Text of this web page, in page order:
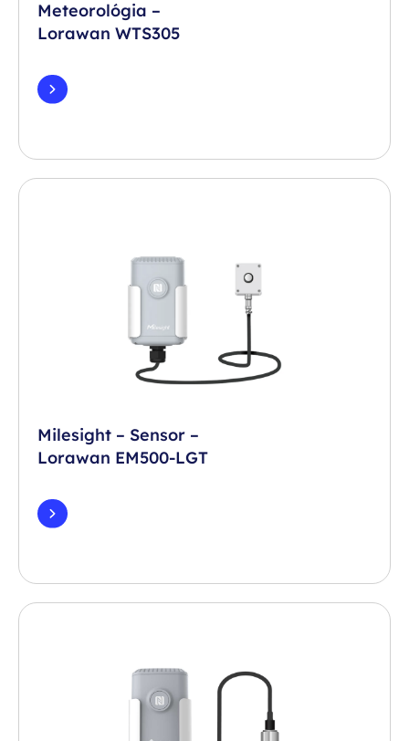
Meteorológia –
Lorawan WTS305
Milesight – Sensor –
Lorawan EM500-LGT